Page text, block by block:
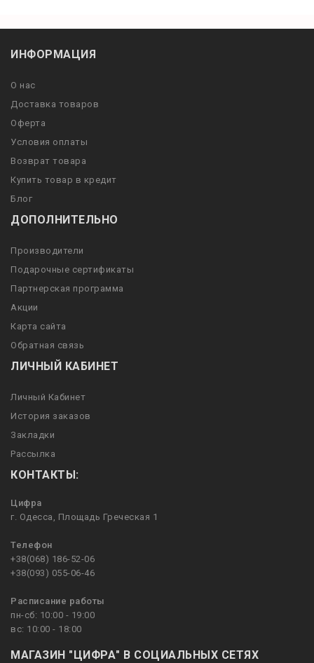
ИНФОРМАЦИЯ
О нас
Доставка товаров
Оферта
Условия оплаты
Возврат товара
Купить товар в кредит
Блог
ДОПОЛНИТЕЛЬНО
Производители
Подарочные сертификаты
Партнерская программа
Акции
Карта сайта
Обратная связь
ЛИЧНЫЙ КАБИНЕТ
Личный Кабинет
История заказов
Закладки
Рассылка
КОНТАКТЫ:
Цифра
г. Одесса, Площадь Греческая 1
Телефон
+38(068) 186-52-06
+38(093) 055-06-46
Расписание работы
пн-сб: 10:00 - 19:00
вс: 10:00 - 18:00
МАГАЗИН "ЦИФРА" В СОЦИАЛЬНЫХ СЕТЯХ